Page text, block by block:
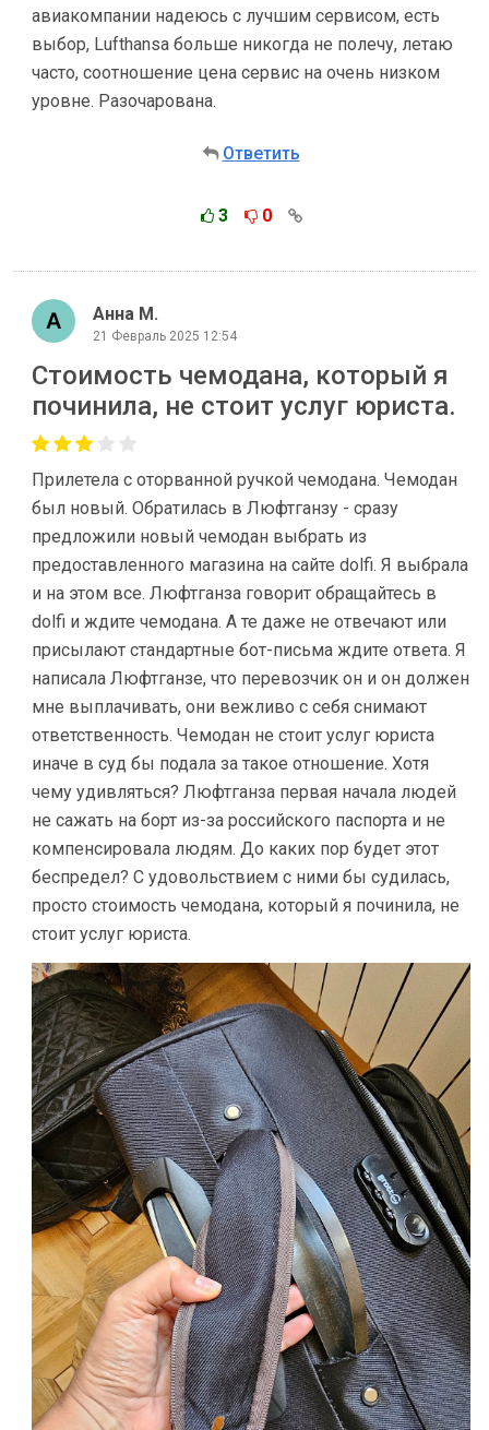
авиакомпании надеюсь с лучшим сервисом, есть
выбор, Lufthansa больше никогда не полечу, летаю
часто, соотношение цена сервис на очень низком
уровне. Разочарована.
Ответить
3 0
Анна М.
21 Февраль 2025 12:54
Стоимость чемодана, который я
починила, не стоит услуг юриста.
Прилетела с оторванной ручкой чемодана. Чемодан
был новый. Обратилась в Люфтганзу - сразу
предложили новый чемодан выбрать из
предоставленного магазина на сайте dolfi. Я выбрала
и на этом все. Люфтганза говорит обращайтесь в
dolfi и ждите чемодана. А те даже не отвечают или
присылают стандартные бот-письма ждите ответа. Я
написала Люфтганзе, что перевозчик он и он должен
мне выплачивать, они вежливо с себя снимают
ответственность. Чемодан не стоит услуг юриста
иначе в суд бы подала за такое отношение. Хотя
чему удивляться? Люфтганза первая начала людей
не сажать на борт из-за российского паспорта и не
компенсировала людям. До каких пор будет этот
беспредел? С удовольствием с ними бы судилась,
просто стоимость чемодана, который я починила, не
стоит услуг юриста.